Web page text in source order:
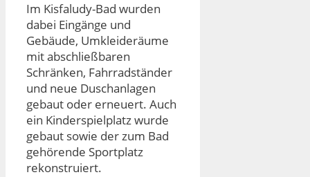
Im Kisfaludy-Bad wurden
dabei Eingänge und
Gebäude, Umkleideräume
mit abschließbaren
Schränken, Fahrradständer
und neue Duschanlagen
gebaut oder erneuert. Auch
ein Kinderspielplatz wurde
gebaut sowie der zum Bad
gehörende Sportplatz
rekonstruiert.